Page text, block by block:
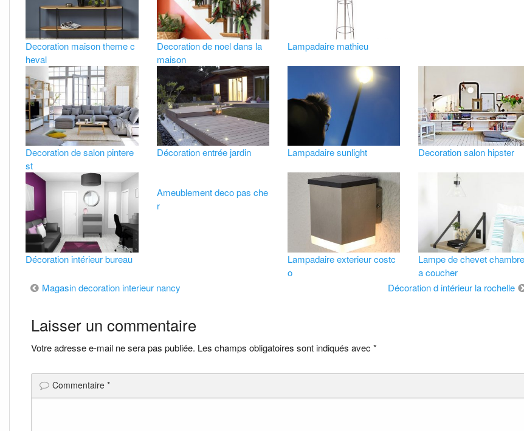
Decoration maison theme c
heval
Decoration de noel dans la
maison
Lampadaire mathieu
Decoration de salon pintere
st
Décoration entrée jardin Lampadaire sunlight Decoration salon hipster
Décoration intérieur bureau
Ameublement deco pas che
r
Lampadaire exterieur costc
o
Lampe de chevet chambre
a coucher
Navigation
de
l’article
Magasin decoration interieur nancy Décoration d intérieur la rochelle
Laisser un commentaire
Votre adresse e-mail ne sera pas publiée. Les champs obligatoires sont indiqués avec *
Commentaire *